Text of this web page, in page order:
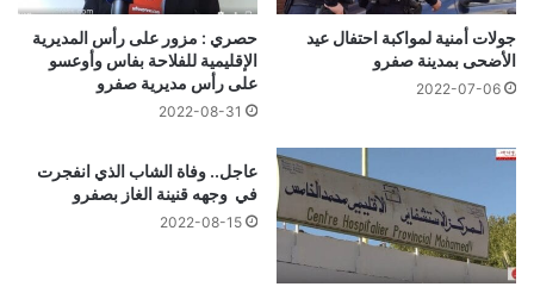
جولات أمنية لمواكبة احتفال عيد
الأضحى بمدينة صفرو
2022-07-06
حصري : مزور على رأس المديرية
الإقليمية للفلاحة بفاس وأوعسو
على رأس مديرية صفرو
2022-08-31
عاجل.. وفاة الشاب الذي انفجرت
في وجهه قنينة الغاز بصفرو
2022-08-15